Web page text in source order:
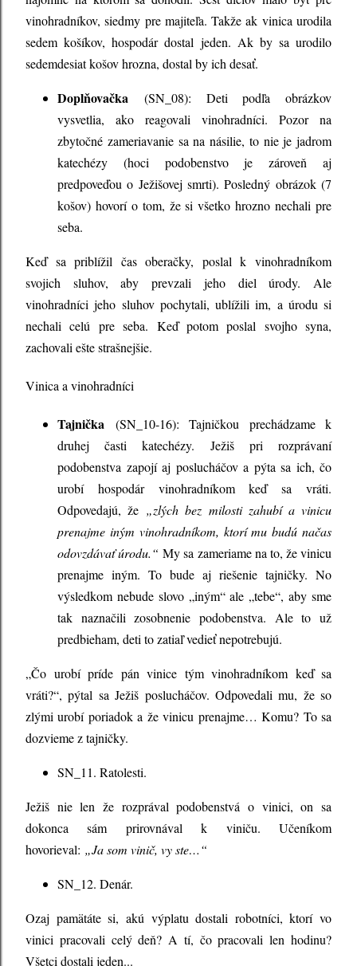
vinohradníkov, siedmy pre majiteľa. Takže ak vinica urodila
sedem košíkov, hospodár dostal jeden. Ak by sa urodilo
sedemdesiat košov hrozna, dostal by ich desať.
Doplňovačka (SN_08): Deti podľa obrázkov
vysvetlia, ako reagovali vinohradníci. Pozor na
zbytočné zameriavanie sa na násilie, to nie je jadrom
katechézy (hoci podobenstvo je zároveň aj
predpoveďou o Ježišovej smrti). Posledný obrázok (7
košov) hovorí o tom, že si všetko hrozno nechali pre
seba.
Keď sa priblížil čas oberačky, poslal k vinohradníkom
svojich sluhov, aby prevzali jeho diel úrody. Ale
vinohradníci jeho sluhov pochytali, ublížili im, a úrodu si
nechali celú pre seba. Keď potom poslal svojho syna,
zachovali ešte strašnejšie.
Vinica a vinohradníci
Tajnička (SN_10-16): Tajničkou prechádzame k
druhej časti katechézy. Ježiš pri rozprávaní
podobenstva zapojí aj poslucháčov a pýta sa ich, čo
urobí hospodár vinohradníkom keď sa vráti.
Odpovedajú, že „zlých bez milosti zahubí a vinicu
prenajme iným vinohradníkom, ktorí mu budú načas
odovzdávať úrodu.“ My sa zameriame na to, že vinicu
prenajme iným. To bude aj riešenie tajničky. No
výsledkom nebude slovo „iným“ ale „tebe“, aby sme
tak naznačili zosobnenie podobenstva. Ale to už
predbieham, deti to zatiaľ vedieť nepotrebujú.
„Čo urobí príde pán vinice tým vinohradníkom keď sa
vráti?“, pýtal sa Ježiš poslucháčov. Odpovedali mu, že so
zlými urobí poriadok a že vinicu prenajme… Komu? To sa
dozvieme z tajničky.
SN_11. Ratolesti.
Ježiš nie len že rozprával podobenstvá o vinici, on sa
dokonca sám prirovnával k viniču. Učeníkom
hovorieval: „Ja som vinič, vy ste…“
SN_12. Denár.
Ozaj pamätáte si, akú výplatu dostali robotníci, ktorí vo
vinici pracovali celý deň? A tí, čo pracovali len hodinu?
Všetci dostali jeden...